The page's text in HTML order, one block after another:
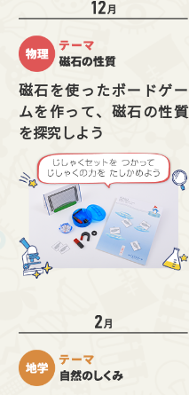
磁石を使ったボードゲー
ムを作って、磁石の性質
を探究しよう